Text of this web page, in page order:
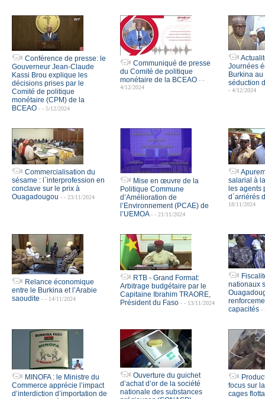
Conférence de presse: le
Gouverneur Jean-Claude
Kassi Brou explique les
décisions prises par le
Comité de politique
monétaire (CPM) de la
BCEAO - - 5/12/2024
Communiqué de presse
du Comité de politique
monétaire de la BCEAO - -
4/12/2024
Journées
Burkina
séduction
- 4/12/2024
Commercialisation du
sésame : l`interprofession en
conclave sur le prix à
Ouagadougou - - 23/11/2024
Mise en œuvre de la
Politique Commune
d’Amélioration de
l’Environnement (PCAE) de
l’UEMOA - - 21/11/2024
salarial à
les agents
d`arriérés
18/11/2024
Relance économique
entre le Burkina et l’Arabie
saoudite - - 14/11/2024
RTB - Grand Format:
Arbitrage budgétaire par le
Capitaine Ibrahim TRAORE,
Président du Faso - - 13/11/2024
nationaux
capacités -
MINOFA : le Ministre du
Commerce apprécie l’impact
d’interdiction d’importation de
Ouverture du guichet
d’achat d’or de la société
nationale des substances
focus sur
cages